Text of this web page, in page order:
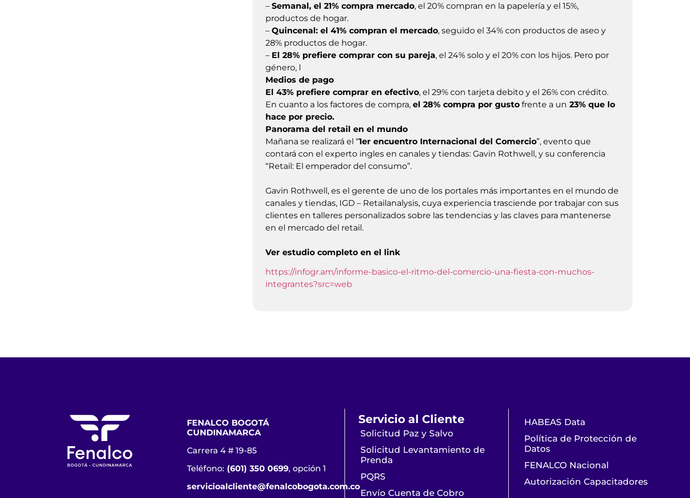
– Semanal, el 21% compra mercado, el 20% compran en la papelería y el 15%,
productos de hogar.
– Quincenal: el 41% compran el mercado, seguido el 34% con productos de aseo y
28% productos de hogar.
– El 28% prefiere comprar con su pareja, el 24% solo y el 20% con los hijos. Pero por
género, l
Medios de pago
El 43% prefiere comprar en efectivo, el 29% con tarjeta debito y el 26% con crédito.
En cuanto a los factores de compra, el 28% compra por gustofrente a un 23% que lo
hace por precio.
Panorama del retail en el mundo
Mañana se realizará el “1er encuentro Internacional del Comercio”, evento que
contará con el experto ingles en canales y tiendas: Gavin Rothwell, y su conferencia
“Retail: El emperador del consumo”.
Gavin Rothwell, es el gerente de uno de los portales más importantes en el mundo de
canales y tiendas, IGD – Retailanalysis, cuya experiencia trasciende por trabajar con sus
clientes en talleres personalizados sobre las tendencias y las claves para mantenerse
en el mercado del retail.
Ver estudio completo en el link
https://infogr.am/informe-basico-el-ritmo-del-comercio-una-fiesta-con-muchos-
integrantes?src=web
FENALCO BOGOTÁ
CUNDINAMARCA
Carrera 4 # 19-85
Teléfono: (601) 350 0699, opción 1
servicioalcliente@fenalcobogota.com.co
Servicio al Cliente
Solicitud Paz y Salvo
Solicitud Levantamiento de
Prenda
PQRS
Envío Cuenta de Cobro
HABEAS Data
Política de Protección de
Datos
FENALCO Nacional
Autorización Capacitadores